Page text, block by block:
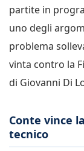
partite in
uno degli
problema
vinta contro la
di Giovanni Di
Conte vince
tecnico